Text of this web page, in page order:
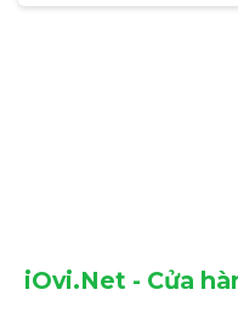
iOvi.Net - Cửa